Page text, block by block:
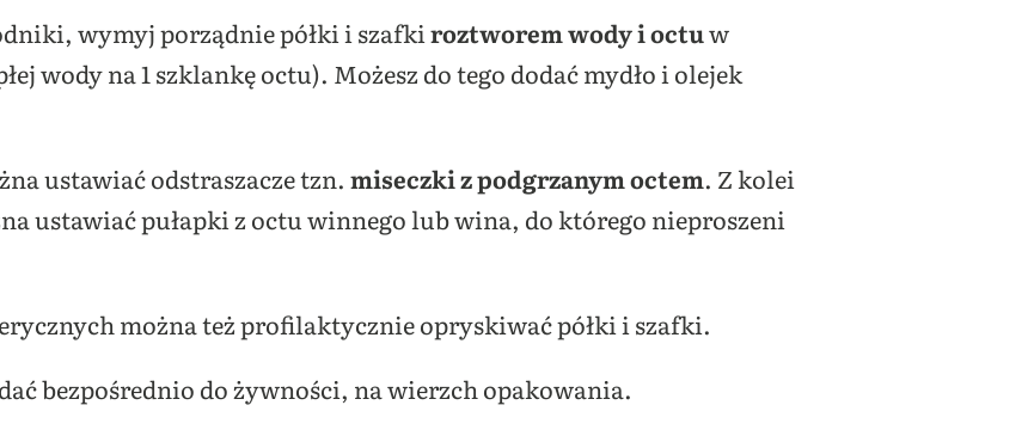
wymyj porządnie półki i szafkiroztworem wody i octuw
wody na 1 szklankę octu). Możesz do tego dodać mydło i olejek
ustawiać odstraszacze tzn.miseczki z podgrzanym octem. Z kolei
ustawiać pułapki z octu winnego lub wina, do którego nieproszeni
można też profilaktycznie opryskiwać półki i szafki.
bezpośrednio do żywności, na wierzch opakowania.